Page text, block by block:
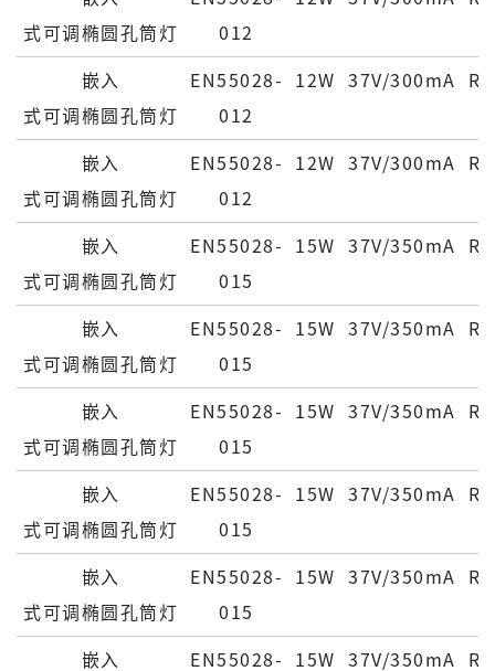
式可调椭圆孔筒灯
012
嵌⼊
式可调椭圆孔筒灯
EN55028-
012
12W 37V/300mA
嵌⼊
式可调椭圆孔筒灯
EN55028-
012
12W 37V/300mA
嵌⼊
式可调椭圆孔筒灯
EN55028-
015
15W 37V/350mA
嵌⼊
式可调椭圆孔筒灯
EN55028-
015
15W 37V/350mA
嵌⼊
式可调椭圆孔筒灯
EN55028-
015
15W 37V/350mA
嵌⼊
式可调椭圆孔筒灯
EN55028-
015
15W 37V/350mA
嵌⼊
式可调椭圆孔筒灯
EN55028-
015
15W 37V/350mA
嵌⼊
EN55028-
15W 37V/350mA